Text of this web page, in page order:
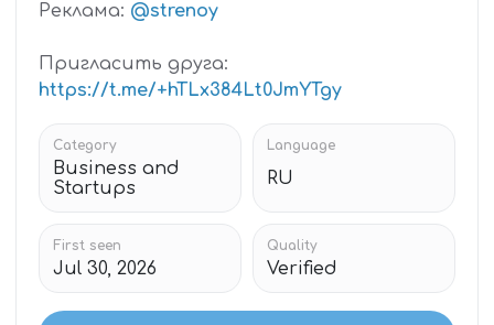
Реклама: @strenoy
Пригласить друга:
https://t.me/+hTLx384Lt0JmYTgy
Category
Business and
Startups
Language
RU
First seen
Jul 30, 2026
Quality
Verified